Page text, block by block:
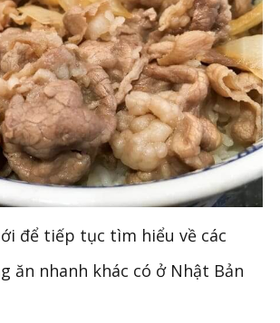
để tiếp tục tìm hiểu về các
ăn nhanh khác có ở Nhật Bản